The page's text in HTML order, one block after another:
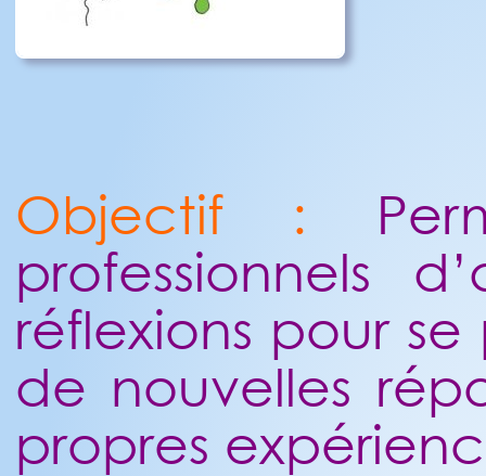
Objectif :
professionnels
réflexions pour
de nouvelles
propres